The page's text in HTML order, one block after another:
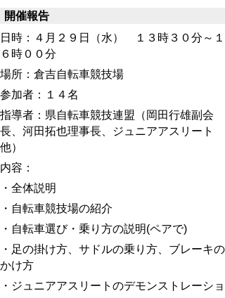
開催報告
日時：４月２９日（水） １３時３０分～１
６時００分
場所：倉吉自転車競技場
参加者：１４名
指導者：県自転車競技連盟（岡田行雄副会
長、河田拓也理事長、ジュニアアスリート
他）
内容：
・全体説明
・自転車競技場の紹介
・自転車選び・乗り方の説明(ペアで)
・足の掛け方、サドルの乗り方、ブレーキの
かけ方
・ジュニアアスリートのデモンストレーショ